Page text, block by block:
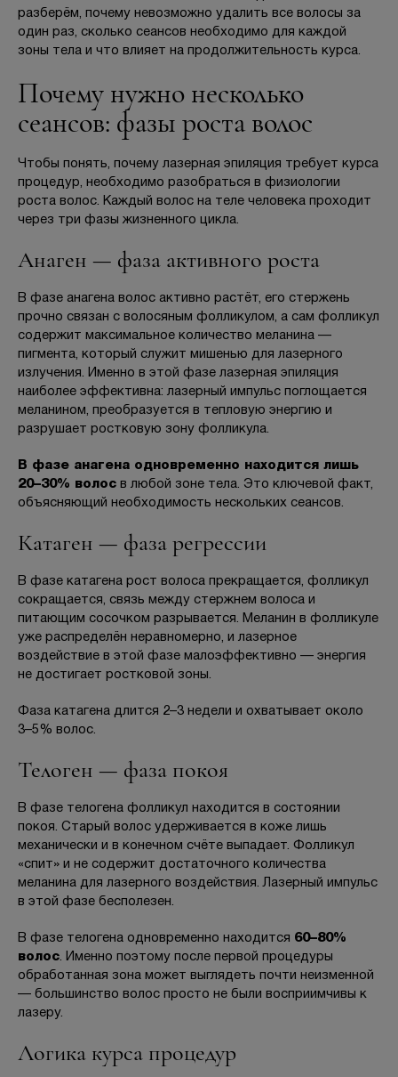
Отзывы
Вопрос-ответ
Контакты
+7 (800) 301 17 54
5,0
м. Трубная,
ул. Петровка, 26, стр. 3
ПРОЙТИ ТЕСТ
БЕСПЛАТНАЯ КОНСУЛЬТАЦИЯ
разберём, почему невозможно удалить все волосы за
один раз, сколько сеансов необходимо для каждой
зоны тела и что влияет на продолжительность курса.
Почему нужно несколько
сеансов: фазы роста волос
Чтобы понять, почему лазерная эпиляция требует курса
процедур, необходимо разобраться в физиологии
роста волос. Каждый волос на теле человека проходит
через три фазы жизненного цикла.
Анаген — фаза активного роста
В фазе анагена волос активно растёт, его стержень
прочно связан с волосяным фолликулом, а сам фолликул
содержит максимальное количество меланина —
пигмента, который служит мишенью для лазерного
излучения. Именно в этой фазе лазерная эпиляция
наиболее эффективна: лазерный импульс поглощается
меланином, преобразуется в тепловую энергию и
разрушает ростковую зону фолликула.
В фазе анагена одновременно находится лишь
20–30% волос в любой зоне тела. Это ключевой факт,
объясняющий необходимость нескольких сеансов.
Катаген — фаза регрессии
В фазе катагена рост волоса прекращается, фолликул
сокращается, связь между стержнем волоса и
питающим сосочком разрывается. Меланин в фолликуле
уже распределён неравномерно, и лазерное
воздействие в этой фазе малоэффективно — энергия
не достигает ростковой зоны.
Фаза катагена длится 2–3 недели и охватывает около
3–5% волос.
Телоген — фаза покоя
В фазе телогена фолликул находится в состоянии
покоя. Старый волос удерживается в коже лишь
механически и в конечном счёте выпадает. Фолликул
«спит» и не содержит достаточного количества
меланина для лазерного воздействия. Лазерный импульс
в этой фазе бесполезен.
В фазе телогена одновременно находится 60–80%
волос. Именно поэтому после первой процедуры
обработанная зона может выглядеть почти неизменной
— большинство волос просто не были восприимчивы к
лазеру.
Логика курса процедур